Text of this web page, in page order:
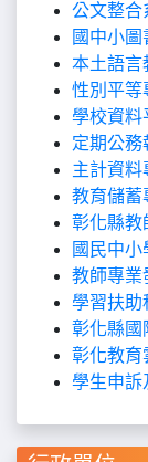
公文整合
國中小圖
本土語言
性別平等
學校資料
定期公務
主計資料
教育儲蓄
彰化縣教
國民中
教師專業
學習扶助
彰化縣國
彰化教育
學生申訴